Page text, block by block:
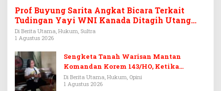
Prof Buyung Sarita Angkat Bicara Terkait
Tudingan Yayi WNI Kanada Ditagih Utang
Rp3,6 Miliar
Di Berita Utama, Hukum, Sultra
1 Agustus 2026
Sengketa Tanah Warisan Mantan
Komandan Korem 143/HO, Ketika
Warisan Menjadi Arena Pemerasan
Di Berita Utama, Hukum, Opini
1 Agustus 2026